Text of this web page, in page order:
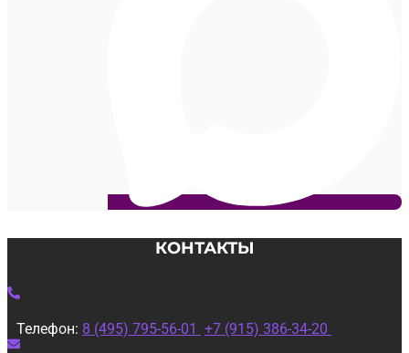
КОНТАКТЫ
Телефон: 8 (495) 795-56-01 +7 (915) 386-34-20